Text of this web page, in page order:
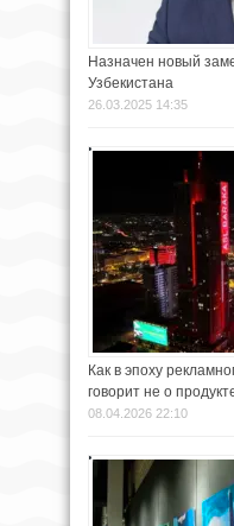
Назначен новый
Узбекистана
26.03.2025 14:35
Как в эпоху
говорит не о
08.04.2026 22:10